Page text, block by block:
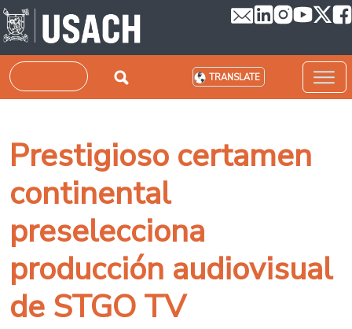
Skip to main content
Search TRANSLATE
Prestigioso certamen
continental
preselecciona
producción audiovisual
de STGO TV